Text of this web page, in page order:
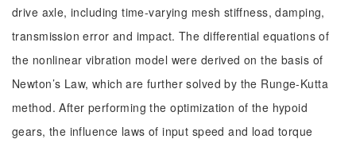
drive axle, including time-varying mesh stiffness, damping,
transmission error and impact. The differential equations of
the nonlinear vibration model were derived on the basis of
Newton’s Law, which are further solved by the Runge-Kutta
method. After performing the optimization of the hypoid
gears, the influence laws of input speed and load torque